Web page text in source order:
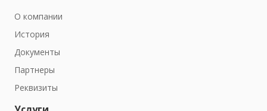
О компании
История
Документы
Партнеры
Реквизиты